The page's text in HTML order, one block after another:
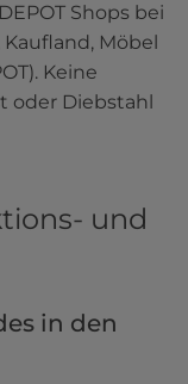
Shops bei
Möbel
Keine
oder Diebstahl
und
in den